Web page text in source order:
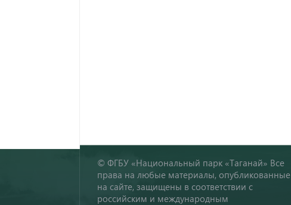
© ФГБУ «Национальный парк «Таганай» Все
права на любые материалы, опубликованные
на сайте, защищены в соответствии с
российским и международным